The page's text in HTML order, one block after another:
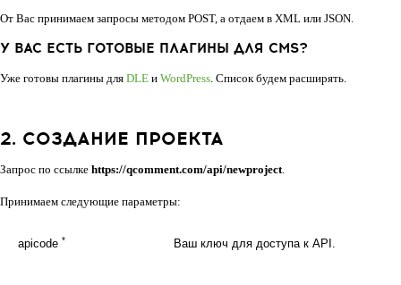
От Вас принимаем запросы методом POST, а отдаем в XML или JSON.
У ВАС ЕСТЬ ГОТОВЫЕ ПЛАГИНЫ ДЛЯ CMS?
Уже готовы плагины для DLE и WordPress . Список будем расширять.
2. СОЗДАНИЕ ПРОЕКТА
Запрос по ссылке https://qcomment.com/api/newproject
Принимаем следующие параметры:
apicode * Ваш ключ для доступа к API.